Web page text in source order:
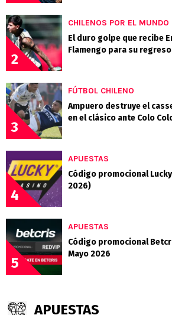
2
CHILENOS POR EL MUNDO
El duro golpe que recibe
Flamengo para su regreso
3
FÚTBOL CHILENO
Ampuero destruye el
en el clásico ante Colo
4
APUESTAS
Código promocional
2026)
5
APUESTAS
Código promocional
Mayo 2026
APUESTAS